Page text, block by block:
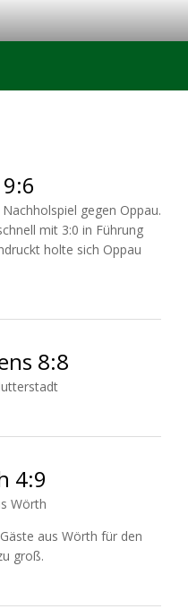
gegen Oppau.
mit 3:0 in Führung
holte sich Oppau
8:8
4:9
Wörth
aus Wörth für den
groß.